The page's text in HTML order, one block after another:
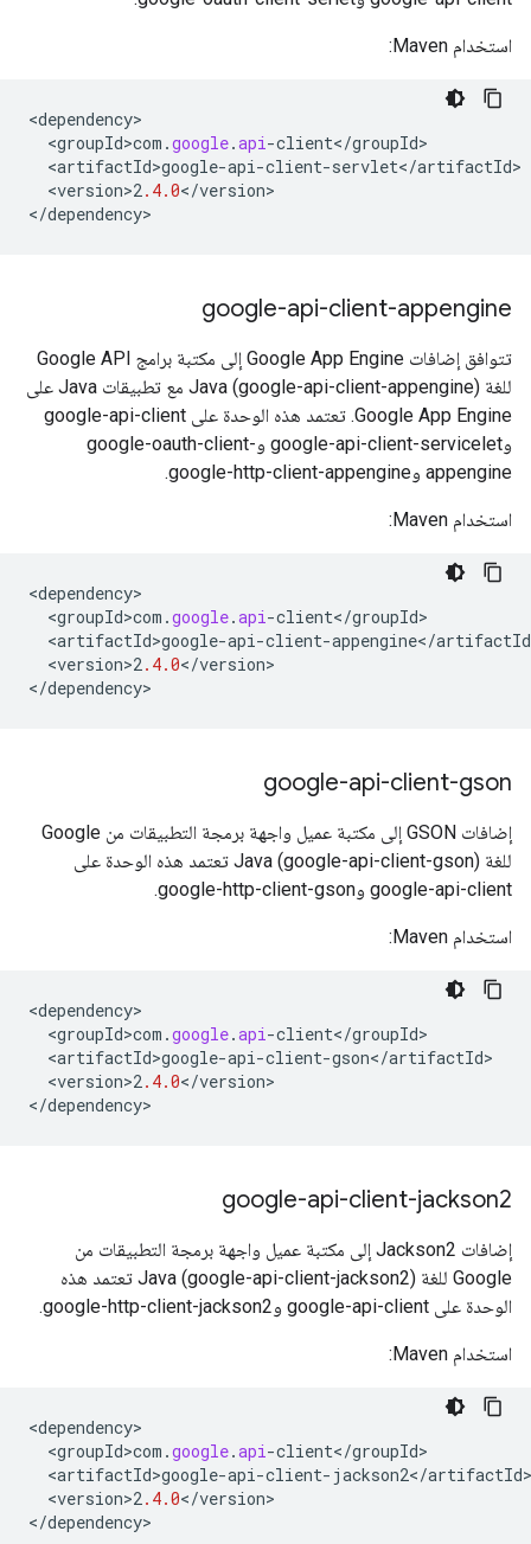
استخدام Maven:
<dependency
<groupId>com .google.api-client</groupId
<artifactId>google-api-client-servlet</artifactId
<version>2.4.0</version>
</dependency>
google-api-client-appengine
تتوافق إضافات Google App Engine إلى مكتبة برامج Google API
للغة Java (google-api-client-appengine) مع تطبيقات Java على
Google App Engine. تعتمد هذه الوحدة على google-api-client
وgoogle-api-client-servicelet وgoogle-oauth-client-
appengine وgoogle-http-client-appengine.
استخدام Maven:
<dependency
<groupId>com .google.api-client</groupId
<artifactId>google-api-client-appengine</artifactId
<version>2.4.0</version>
</dependency>
google-api-client-gson
إضافات GSON إلى مكتبة عميل واجهة برمجة التطبيقات من Google
للغة Java (google-api-client-gson) تعتمد هذه الوحدة على
google-api-client وgoogle-http-client-gson.
استخدام Maven:
<dependency
<groupId>com .google.api-client</groupId
<artifactId>google-api-client-gson</artifactId
<version>2.4.0</version>
</dependency>
google-api-client-jackson2
إضافات Jackson2 إلى مكتبة عميل واجهة برمجة التطبيقات من
Google للغة Java (google-api-client-jackson2) تعتمد هذه
الوحدة على google-api-client وgoogle-http-client-jackson2.
استخدام Maven:
<dependency
<groupId>com .google.api-client</groupId
<artifactId>google-api-client- jackson2</artifactId
<version>2.4.0</version>
</dependency>